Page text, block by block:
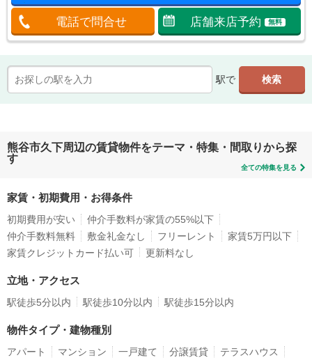
電話で問合せ 店舗来店予約 無料
駅で
熊谷市久下周辺の賃貸物件をテーマ・特集・間取りから探
す
全ての特集を見る
家賃・初期費用・お得条件
初期費用が安い
仲介手数料が家賃の55%以下
仲介手数料無料
敷金礼金なし フリーレント
家賃5万円以下
家賃クレジットカード払い可
更新料なし
立地・アクセス
駅徒歩5分以内 駅徒歩10分以内 駅徒歩15分以内
物件タイプ・建物種別
アパート マンション 一戸建て 分譲賃貸
テラスハウス